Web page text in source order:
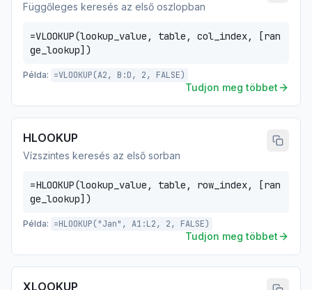
Függőleges keresés az első oszlopban
=VLOOKUP(lookup_value, table, col_index, [ran
ge_lookup])
Példa: =VLOOKUP(A2, B:D, 2, FALSE)
Tudjon meg többet
HLOOKUP
Vízszintes keresés az első sorban
=HLOOKUP(lookup_value, table, row_index, [ran
ge_lookup])
Példa: =HLOOKUP("Jan", A1:L2, 2, FALSE)
Tudjon meg többet
XLOOKUP